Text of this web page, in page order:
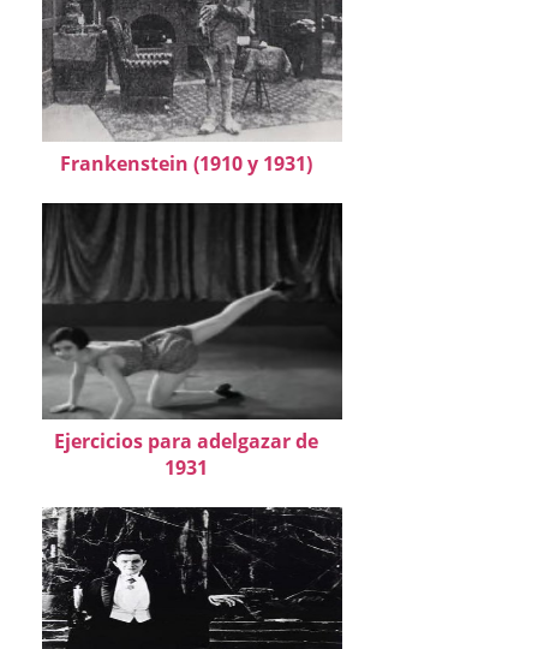
Frankenstein (1910 y 1931)
Ejercicios para adelgazar de
1931